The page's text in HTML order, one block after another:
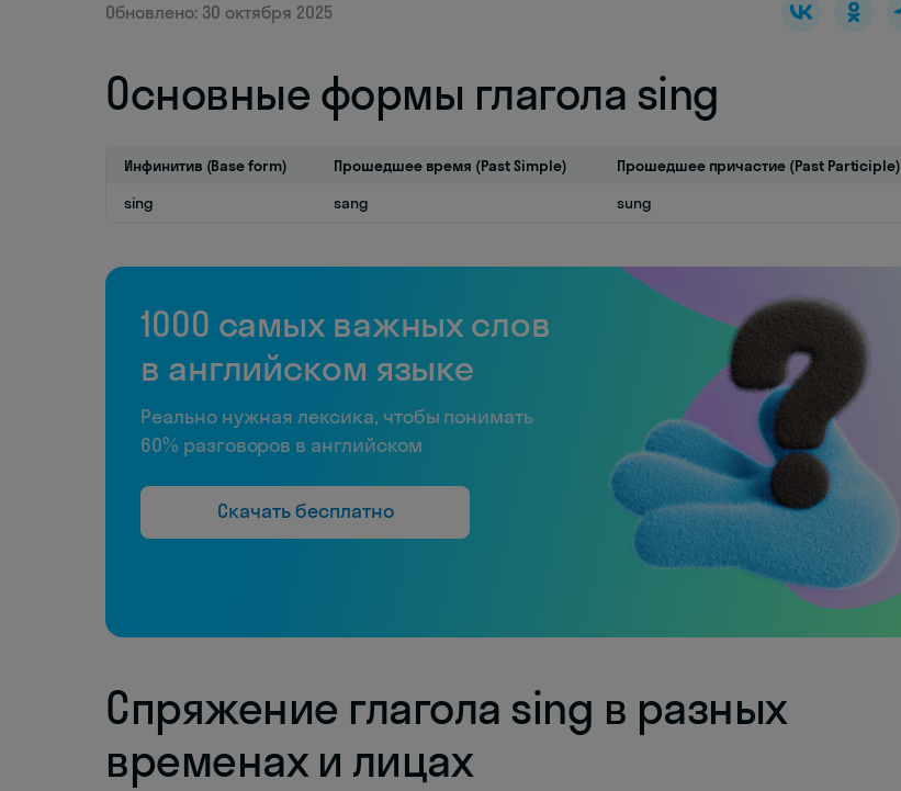
Обновлено: 30 октября 2025
Основные формы глагола sing
Инфинитив (Base form) Прошедшее время (Past Simple)
Прошедшее причастие (Past Participle)
sing
sang sung
1000 самых важных слов
в английском языке
Реально нужная лексика, чтобы понимать
60% разговоров в английском
Скачать бесплатно
Спряжение глагола sing в разных
временах и лицах